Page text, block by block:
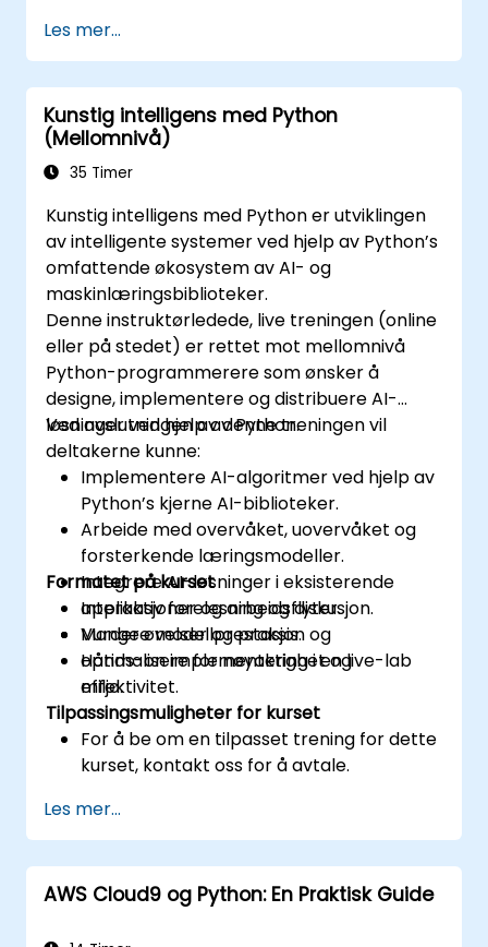
Les mer...
Kunstig intelligens med Python
(Mellomnivå)
35 Timer
Kunstig intelligens med Python er utviklingen
av intelligente systemer ved hjelp av Python’s
omfattende økosystem av AI- og
maskinlæringsbiblioteker.
Denne instruktørledede, live treningen (online
eller på stedet) er rettet mot mellomnivå
Python-programmerere som ønsker å
designe, implementere og distribuere AI-
løsninger ved hjelp av Python.
Ved avslutningen av denne treningen vil
deltakerne kunne:
Implementere AI-algoritmer ved hjelp av
Python’s kjerne AI-biblioteker.
Arbeide med overvåket, uovervåket og
forsterkende læringsmodeller.
Integrere AI-løsninger i eksisterende
applikasjoner og arbeidsflyter.
Vurdere modellprestasjon og
optimalisere for nøyaktighet og
effektivitet.
Formatet på kurset
Interaktiv forelesning og diskusjon.
Mange øvelser og praksis.
Hånds-on implementering i en live-lab
miljø.
Tilpassingsmuligheter for kurset
For å be om en tilpasset trening for dette
kurset, kontakt oss for å avtale.
Les mer...
AWS Cloud9 og Python: En Praktisk Guide